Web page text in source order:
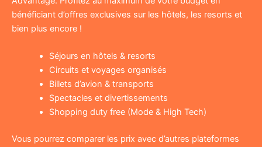
bénéficiant d’offres exclusives sur les hôtels, les resorts et
bien plus encore !
Séjours en hôtels & resorts
Circuits et voyages organisés
Billets d’avion & transports
Spectacles et divertissements
Shopping duty free (Mode & High Tech)
Vous pourrez comparer les prix avec d’autres plateformes